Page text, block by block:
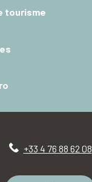
tourisme
+33 4 76 88 62 08